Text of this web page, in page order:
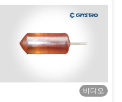
비디오